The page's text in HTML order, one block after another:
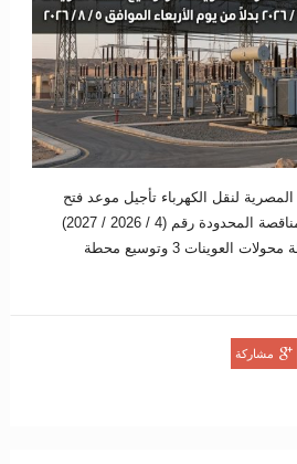
لنقل الكهرباء تأجيل موعد فتح
المظاريف الفنية والمالية للمناقصة المحدودة رقم (4 / 2026 / 2027)
الخاصة بمشروع إنشاء محطة محولات العوينات 3 وتوسيع محطة
مشاركة